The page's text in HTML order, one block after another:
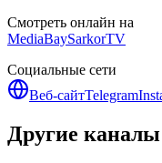
Смотреть онлайн на
MediaBaySarkorTV
Социальные сети
Веб-сайтTelegram
Другие каналы